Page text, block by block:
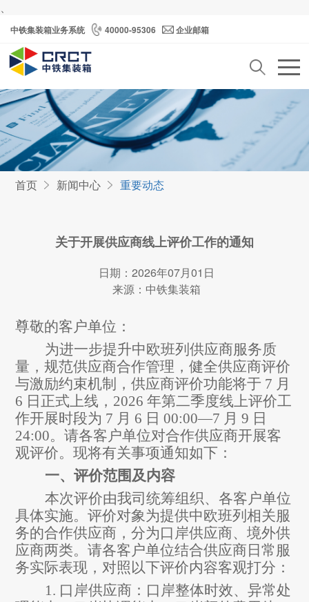
、
中铁集装箱业务系统 40000-95306 企业邮箱
首页 新闻中心 重要动态
关于开展供应商线上评价工作的通知
日期：2026年07月01日
来源：中铁集装箱
尊敬的客户单位：
为进一步提升中欧班列供应商服务质
量，规范供应商合作管理，健全供应商评价
与激励约束机制， 供应商评价功能将于 7 月
6 日正式上线， 2026 年第二季度线上评价工
作开展时段为 7 月 6 日 00:00—7 月 9 日
24:00。请各客户单位对合作供应商开展客
观评价。现将有关事项通知如下：
一、评价范围及内容
本次评价由我司统筹组织、各客户单位
具体实施。评价对象为提供中欧班列相关服
务的合作供应商，分为口岸供应商、境外供
应商两类。请各客户单位结合供应商日常服
务实际表现，对照以下评价内容客观打分：
1. 口岸供应商：口岸整体时效、异常处